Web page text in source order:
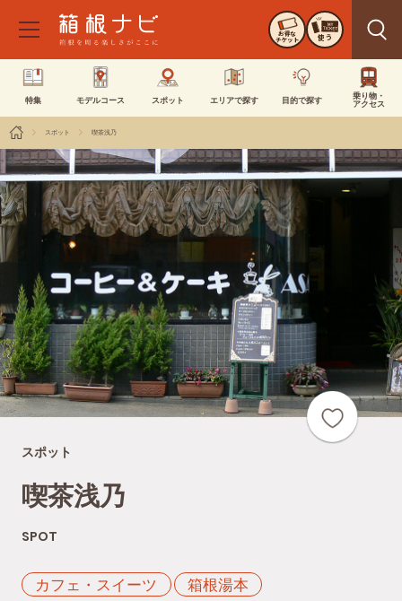
お得な
チケット 使う
特集 モデルコース スポット エリアで探す 目的で探す
乗り物・
アクセス
スポット 喫茶浅乃
スポット
喫茶浅乃
SPOT
カフェ・スイーツ 箱根湯本